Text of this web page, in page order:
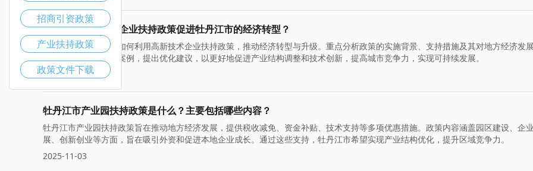
如何利用高新技术企业扶持政策促进牡丹江市的经济转型？
本文将探讨牡丹江市如何利用高新技术企业扶持政策，推动经济转型与升级。重点分析政策的实施背景、支持措施及其对地方经济发
响。同时，结合成功案例，提出优化建议，以更好地促进产业结构调整和技术创新，提高城市竞争力，实现可持续发展。
2025-11-05
牡丹江市产业园扶持政策是什么？主要包括哪些内容？
牡丹江市产业园扶持政策旨在推动地方经济发展，提供税收减免、资金补贴、技术支持等多项优惠措施。政策内容涵盖园区建设、企
展、创新创业等方面，旨在吸引外资和促进本地企业成长。通过这些支持，牡丹江市希望实现产业结构优化，提升区域竞争力。
2025-11-03
招商引资政策
产业扶持政策
政策文件下载